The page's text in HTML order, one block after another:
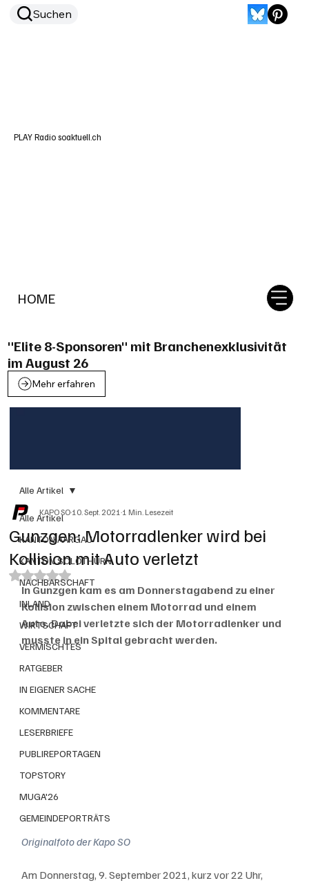
HOME
Suchen
PLAY Radio soaktuell.ch
"Elite 8-Sponsoren" mit Branchenexklusivität
im August 26
Mehr erfahren
Alle Artikel
KANTON AARGAU
KANTON SOLOTHURN
NACHBARSCHAFT
INLAND
WIRTSCHAFT
VERMISCHTES
RATGEBER
IN EIGENER SACHE
KOMMENTARE
LESERBRIEFE
PUBLIREPORTAGEN
TOPSTORY
MUGA'26
GEMEINDEPORTRÄTS
Alle Artikel
Gunzgen: Motorradlenker wird bei
Kollision mit Auto verletzt
KAPO SO10. Sept. 20211 Min. Lesezeit
Mit NaN von 5 Sternen bewertet.
In Gunzgen kam es am Donnerstagabend zu einer
Kollision zwischen einem Motorrad und einem
Auto. Dabei verletzte sich der Motorradlenker und
musste in ein Spital gebracht werden.
Originalfoto der Kapo SO
Am Donnerstag, 9. September 2021, kurz vor 22 Uhr,